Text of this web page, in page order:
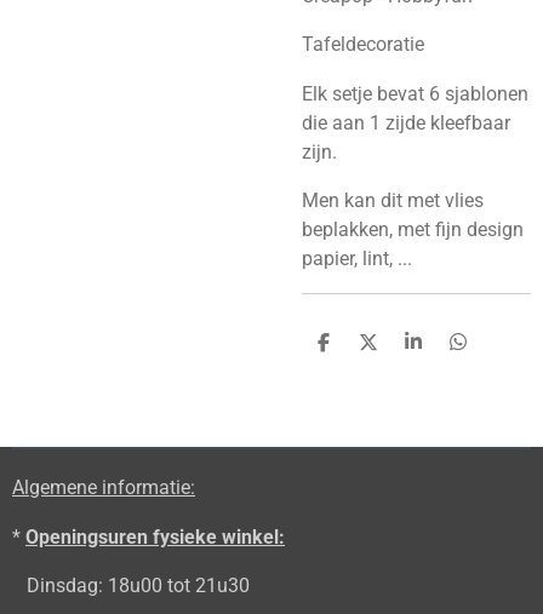
Tafeldecoratie
Elk setje bevat 6 sjablonen
die aan 1 zijde kleefbaar
zijn.
Men kan dit met vlies
beplakken, met fijn design
papier, lint, ...
D
D
S
D
Algemene informatie:
* Openingsuren fysieke winkel:
Dinsdag: 18u00 tot 21u30